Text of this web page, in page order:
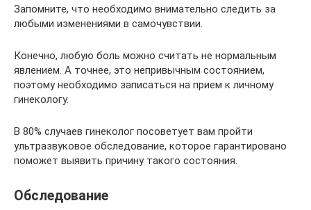
Запомните, что необходимо внимательно следить за
любыми изменениями в самочувствии.
Конечно, любую боль можно считать не нормальным
явлением. А точнее, это непривычным состоянием,
поэтому необходимо записаться на прием к личному
гинекологу.
В 80% случаев гинеколог посоветует вам пройти
ультразвуковое обследование, которое гарантировано
поможет выявить причину такого состояния.
Обследование